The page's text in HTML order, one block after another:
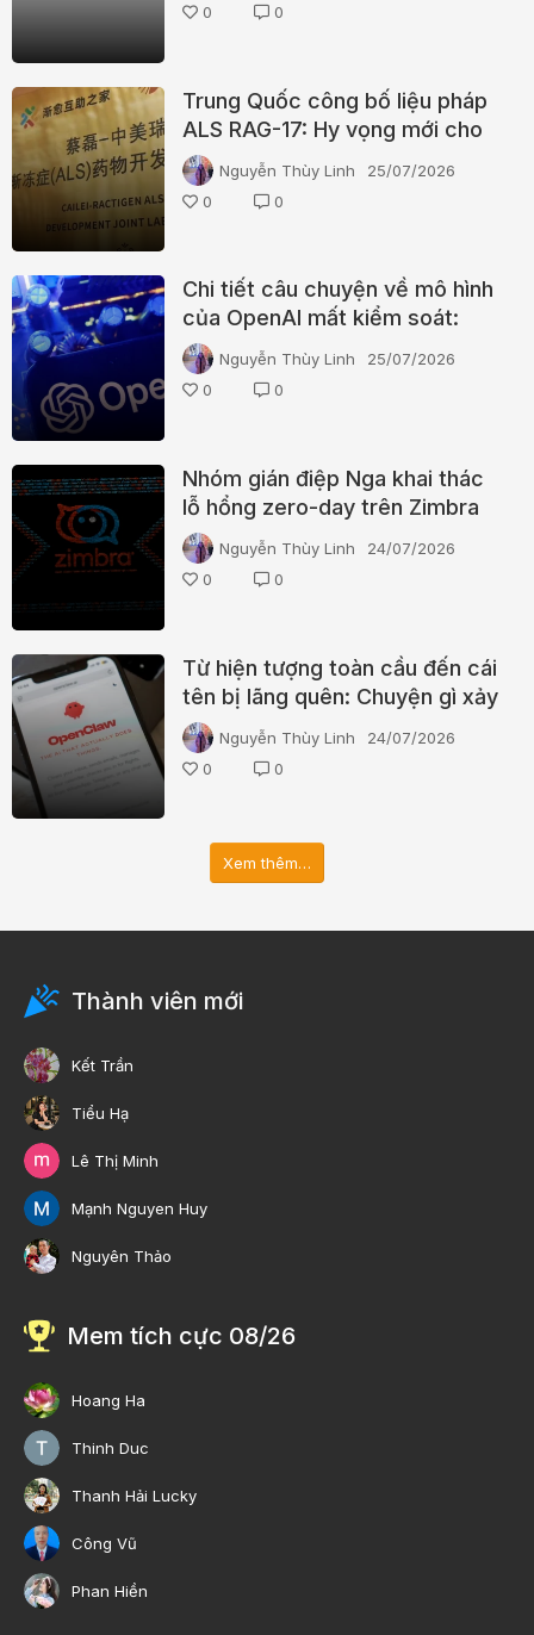
0
0
Trung Quốc công bố liệu pháp
ALS RAG-17: Hy vọng mới cho
bệnh nhân
Nguyễn Thùy Linh
25/07/2026
0
0
Chi tiết câu chuyện về mô hình
của OpenAI mất kiểm soát:
phức tạp hơn bạn nghĩ, đã báo
cáo FBI
Nguyễn Thùy Linh
25/07/2026
0
0
Nhóm gián điệp Nga khai thác
lỗ hổng zero-day trên Zimbra
để đánh cắp email và mã 2FA
Nguyễn Thùy Linh
24/07/2026
0
0
Từ hiện tượng toàn cầu đến cái
tên bị lãng quên: Chuyện gì xảy
ra với OpenClaw?
Nguyễn Thùy Linh
24/07/2026
0
0
Xem thêm…
Thành viên mới
Kết Trần
Tiểu Hạ
Lê Thị Minh
Mạnh Nguyen Huy
Nguyên Thảo
Mem tích cực 08/26
Hoang Ha
Thinh Duc
Thanh Hải Lucky
Công Vũ
Phan Hiền